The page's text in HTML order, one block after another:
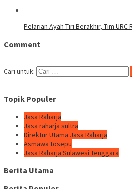
Pelarian Ayah Tiri Berakhir, Tim
Comment
Cari untuk:
Topik Populer
Jasa Raharja
Jasa raharja sultra
Direktur Utama Jasa Raharja
Asmawa tosepu
Jasa Raharja Sulawesi Tenggara
Berita Utama